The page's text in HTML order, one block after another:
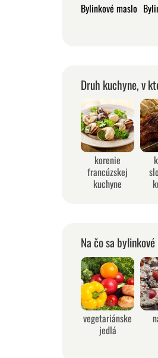
Bylinkové maslo
Druh kuchyne, v
korenie
francúzskej
kuchyne
Na čo sa
vegetariánske
jedlá